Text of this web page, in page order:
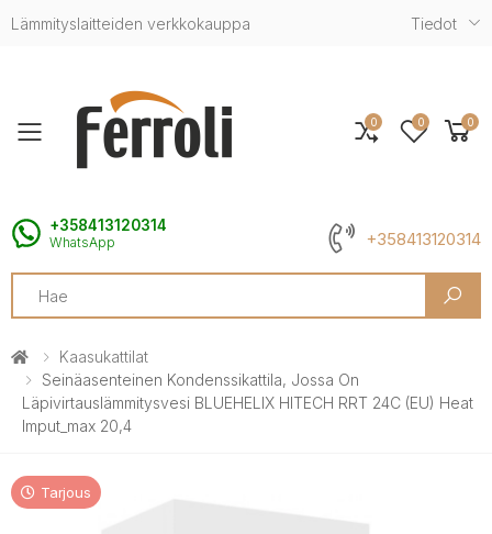
Lämmityslaitteiden verkkokauppa Tiedot
Toggle mobile menu
+358413120314
WhatsApp +358413120314
Search
0 0 0
Kaasukattilat
Seinäasenteinen Kondenssikattila, Jossa On
Läpivirtauslämmitysvesi BLUEHELIX HITECH RRT 24C (EU) Heat
Imput_max 20,4
Tarjous